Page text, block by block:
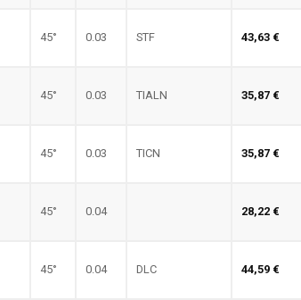
45° 0.03 STF 43,63 €
45° 0.03 TIALN 35,87 €
45° 0.03 TICN 35,87 €
45° 0.04 28,22 €
45° 0.04 DLC 44,59 €